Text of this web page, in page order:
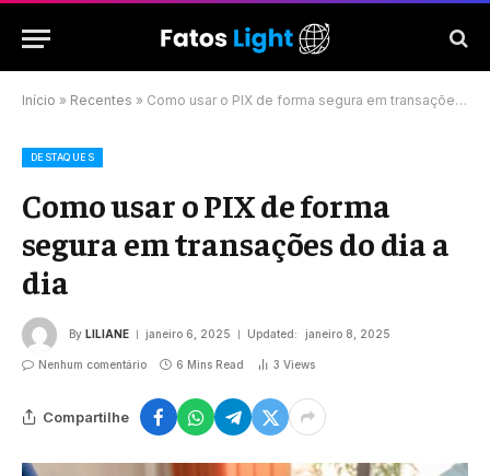
Início » Recentes » Como usar o PIX de forma segura em transações do dia a dia
DESTAQUES
Como usar o PIX de forma
segura em transações do dia a
dia
By LILIANE janeiro 6, 2025 Updated: janeiro 8, 2025
Nenhum comentário 6 Mins Read 3 Views
Compartilhe